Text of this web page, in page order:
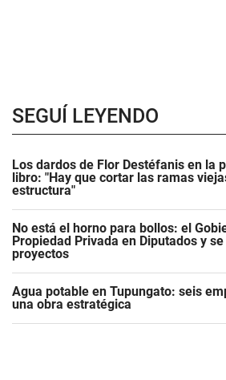
SEGUÍ LEYENDO
Los dardos de Flor Destéfanis en la
libro: "Hay que cortar las ramas
estructura"
No está el horno para bollos: el
Propiedad Privada en Diputados y
proyectos
Agua potable en Tupungato: seis
una obra estratégica